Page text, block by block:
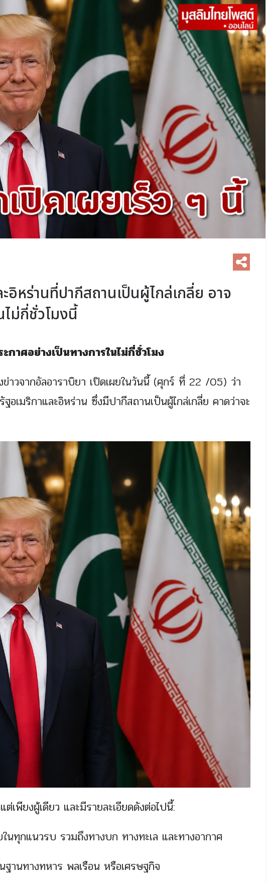
อิหร่านที่ปากีสถานเป็นผู้ไกล่เกลี่ย อาจ
ไม่กี่ชั่วโมงนี้
าศอย่างเป็นทางการในไม่กี่ชั่วโมง
าวจากอัลอาราบิยา เปิดเผยในวันนี้ (ศุกร์ ที่ 22 /05) ว่า
อเมริกาและอิหร่าน ซึ่งมีปากีสถานเป็นผู้ไกล่เกลี่ย คาดว่าจะ
เพียงผู้เดียว และมีรายละเอียดดังต่อไปนี้:
ทุกแนวรบ รวมถึงทางบก ทางทะเล และทางอากาศ
านทางทหาร พลเรือน หรือเศรษฐกิจ